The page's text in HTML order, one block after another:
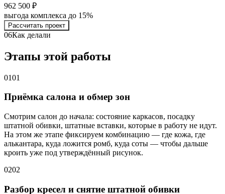
962 500 ₽
выгода комплекса до 15%
Рассчитать проект
06Как делали
Этапы этой работы
0101
Приёмка салона и обмер зон
Смотрим салон до начала: состояние каркасов, посадку
штатной обивки, штатные вставки, которые в работу не идут.
На этом же этапе фиксируем комбинацию — где кожа, где
алькантара, куда ложится ромб, куда соты — чтобы дальше
кроить уже под утверждённый рисунок.
0202
Разбор кресел и снятие штатной обивки